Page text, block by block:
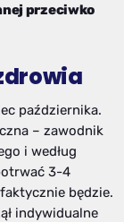
przeciwko
października.
– zawodnik
i według
3-4
będzie.
indywidualne